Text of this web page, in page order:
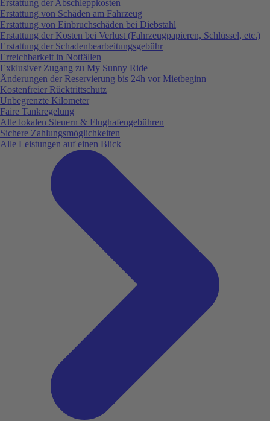
Erstattung der Abschleppkosten
Erstattung von Schäden am Fahrzeug
Erstattung von Einbruchschäden bei Diebstahl
Erstattung der Kosten bei Verlust (Fahrzeugpapieren, Schlüssel, etc.)
Erstattung der Schadenbearbeitungsgebühr
Erreichbarkeit in Notfällen
Exklusiver Zugang zu My Sunny Ride
Änderungen der Reservierung bis 24h vor Mietbeginn
Kostenfreier Rücktrittschutz
Unbegrenzte Kilometer
Faire Tankregelung
Alle lokalen Steuern & Flughafengebühren
Sichere Zahlungsmöglichkeiten
Alle Leistungen auf einen Blick